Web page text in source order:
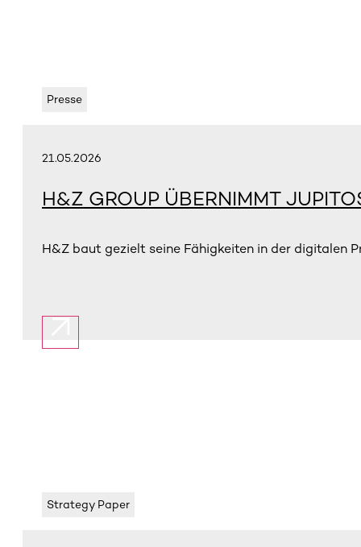
Presse
21.05.2026
H&Z GROUP ÜBERNIMMT
H&Z baut gezielt seine Fähigkeiten in der digitalen
Strategy Paper